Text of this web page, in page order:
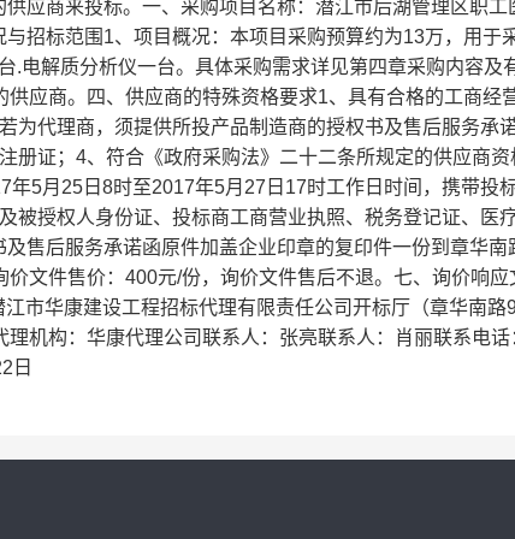
应商来投标。一、采购项目名称：潜江市后湖管理区职工
招标范围1、项目概况：本项目采购预算约为13万，用于
电解质分析仪一台。具体采购需求详见第四章采购内容及
应商。四、供应商的特殊资格要求1、具有合格的工商经
代理商，须提供所投产品制造商的授权书及售后服务承诺
证；4、符合《政府采购法》二十二条所规定的供应商资
5月25日8时至2017年5月27日17时工作日时间，携带投
被授权人身份证、投标商工商营业执照、税务登记证、医
售后服务承诺函原件加盖企业印章的复印件一份到章华南
文件售价：400元/份，询价文件售后不退。七、询价响应
市华康建设工程招标代理有限责任公司开标厅（章华南路
机构：华康代理公司联系人：张亮联系人：肖丽联系电话
日